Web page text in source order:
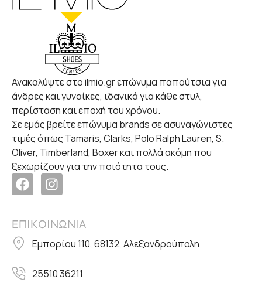
Ανακαλύψτε στο ilmio.gr επώνυμα παπούτσια για
άνδρες και γυναίκες, ιδανικά για κάθε στυλ,
περίσταση και εποχή του χρόνου.
Σε εμάς βρείτε επώνυμα brands σε ασυναγώνιστες
τιμές όπως Tamaris, Clarks, Polo Ralph Lauren, S.
Oliver, Timberland, Boxer και πολλά ακόμη που
ξεχωρίζουν για την ποιότητα τους.
ΕΠΙΚΟΙΝΩΝΙΑ
Εμπορίου 110, 68132, Αλεξανδρούπολη
25510 36211